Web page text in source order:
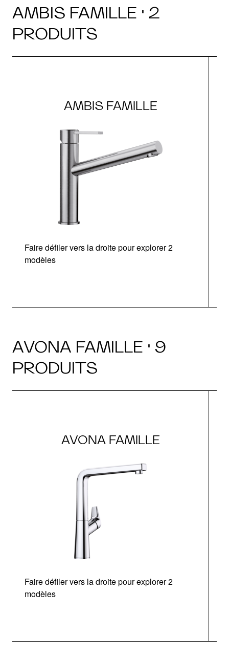
AMBIS FAMILLE · 2
PRODUITS
AMBIS FAMILLE
Faire défiler vers la droite pour explorer 2
modèles
AVONA FAMILLE · 9
PRODUITS
AVONA FAMILLE
Faire défiler vers la droite pour explorer 2
modèles